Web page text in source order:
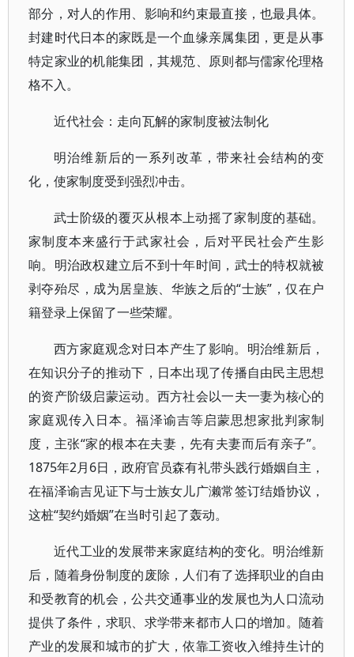
部分，对人的作用、影响和约束最直接，也最具体。
封建时代日本的家既是一个血缘亲属集团，更是从事
特定家业的机能集团，其规范、原则都与儒家伦理格
格不入。
近代社会：走向瓦解的家制度被法制化
明治维新后的一系列改革，带来社会结构的变
化，使家制度受到强烈冲击。
武士阶级的覆灭从根本上动摇了家制度的基础。
家制度本来盛行于武家社会，后对平民社会产生影
响。明治政权建立后不到十年时间，武士的特权就被
剥夺殆尽，成为居皇族、华族之后的“士族”，仅在户
籍登录上保留了一些荣耀。
西方家庭观念对日本产生了影响。明治维新后，
在知识分子的推动下，日本出现了传播自由民主思想
的资产阶级启蒙运动。西方社会以一夫一妻为核心的
家庭观传入日本。福泽谕吉等启蒙思想家批判家制
度，主张“家的根本在夫妻，先有夫妻而后有亲子”。
1875年2月6日，政府官员森有礼带头践行婚姻自主，
在福泽谕吉见证下与士族女儿广濑常签订结婚协议，
这桩“契约婚姻”在当时引起了轰动。
近代工业的发展带来家庭结构的变化。明治维新
后，随着身份制度的废除，人们有了选择职业的自由
和受教育的机会，公共交通事业的发展也为人口流动
提供了条件，求职、求学带来都市人口的增加。随着
产业的发展和城市的扩大，依靠工资收入维持生计的